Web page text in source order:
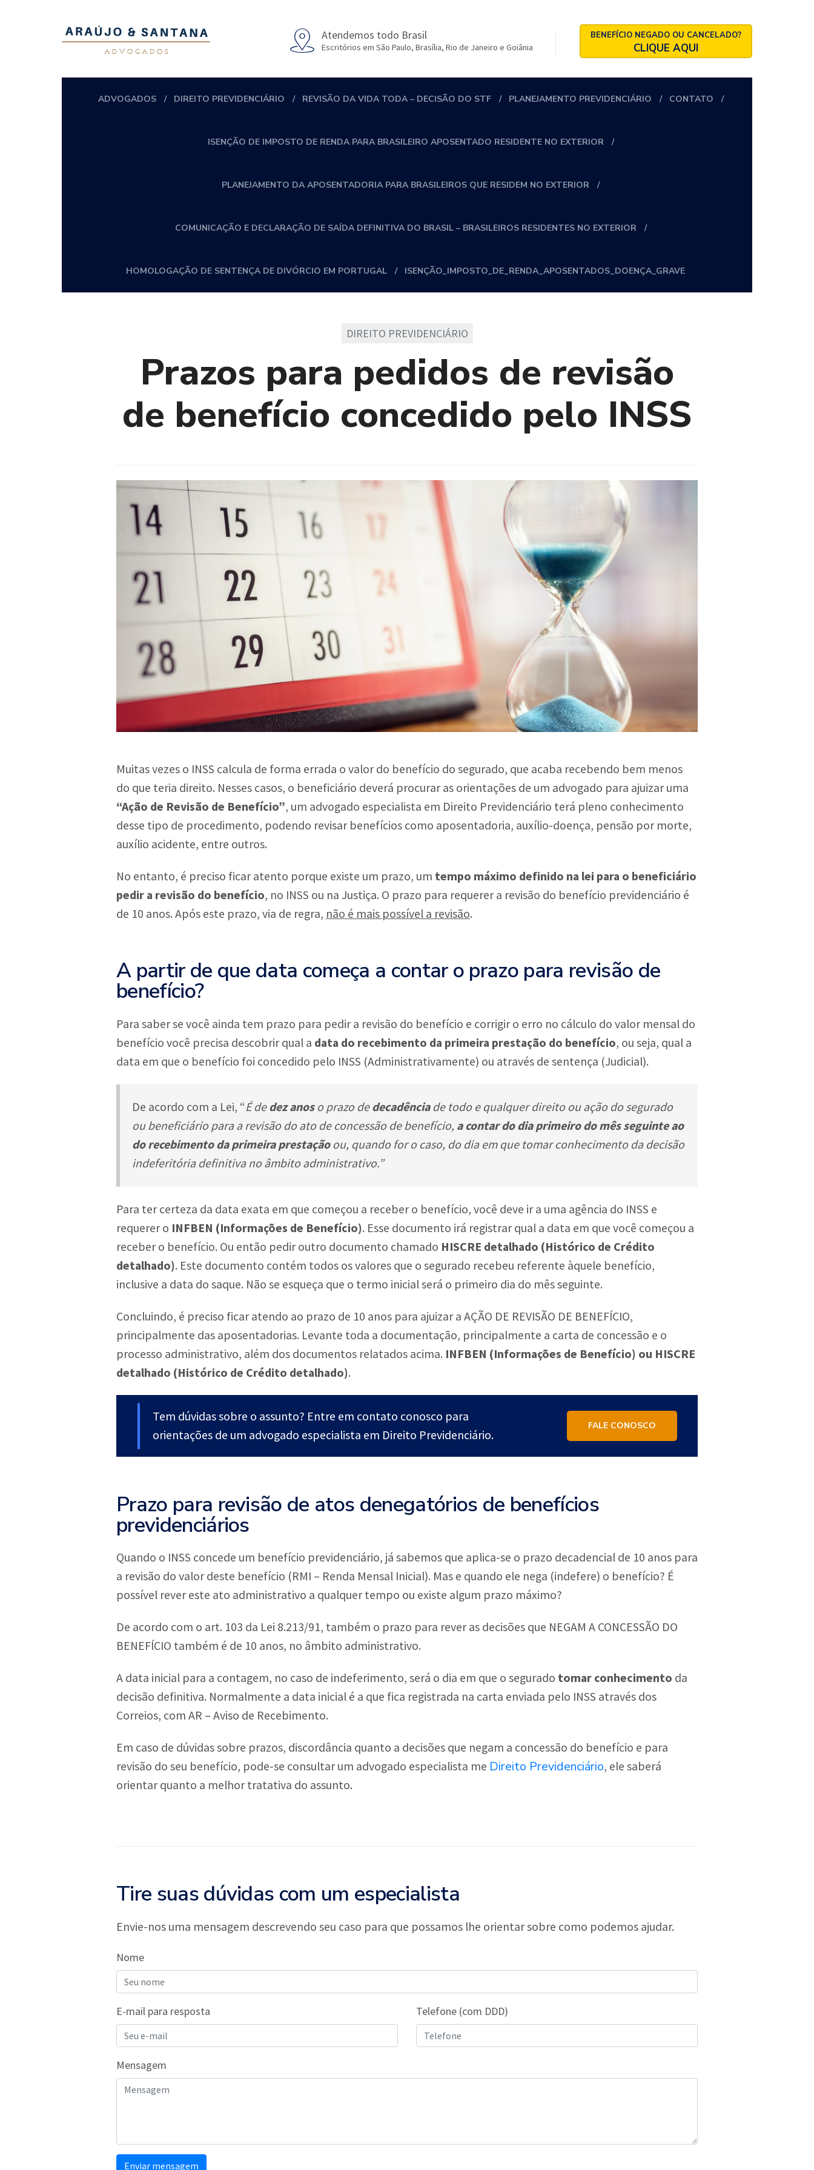
Atendemos todo Brasil
Escritórios em São Paulo, Brasília, Rio de Janeiro e Goiânia
BENEFÍCIO NEGADO OU CANCELADO?
CLIQUE AQUI
ADVOGADOS DIREITO PREVIDENCIÁRIO REVISÃO DA VIDA TODA – DECISÃO DO STF PLANEJAMENTO PREVIDENCIÁRIO CONTATO
ISENÇÃO DE IMPOSTO DE RENDA PARA BRASILEIRO APOSENTADO RESIDENTE NO EXTERIOR
PLANEJAMENTO DA APOSENTADORIA PARA BRASILEIROS QUE RESIDEM NO EXTERIOR
COMUNICAÇÃO E DECLARAÇÃO DE SAÍDA DEFINITIVA DO BRASIL – BRASILEIROS RESIDENTES NO EXTERIOR
HOMOLOGAÇÃO DE SENTENÇA DE DIVÓRCIO EM PORTUGAL ISENÇÃO_IMPOSTO_DE_RENDA_APOSENTADOS_DOENÇA_GRAVE
DIREITO PREVIDENCIÁRIO
Prazos para pedidos de revisão
de benefício concedido pelo INSS
Muitas vezes o INSS calcula de forma errada o valor do benefício do segurado, que acaba recebendo bem menos
do que teria direito. Nesses casos, o beneficiário deverá procurar as orientações de um advogado para ajuizar uma
“Ação de Revisão de Benefício”, um advogado especialista em Direito Previdenciário terá pleno conhecimento
desse tipo de procedimento, podendo revisar benefícios como aposentadoria, auxílio-doença, pensão por morte,
auxílio acidente, entre outros.
No entanto, é preciso ficar atento porque existe um prazo, um tempo máximo definido na lei para o beneficiário
pedir a revisão do benefício, no INSS ou na Justiça. O prazo para requerer a revisão do benefício previdenciário é
de 10 anos. Após este prazo, via de regra, não é mais possível a revisão.
A partir de que data começa a contar o prazo para revisão de
benefício?
Para saber se você ainda tem prazo para pedir a revisão do benefício e corrigir o erro no cálculo do valor mensal do
benefício você precisa descobrir qual a data do recebimento da primeira prestação do benefício, ou seja, qual a
data em que o benefício foi concedido pelo INSS (Administrativamente) ou através de sentença (Judicial).
De acordo com a Lei, “É dedez anos o prazo dedecadência de todo e qualquer direito ou ação do segurado
ou beneficiário para a revisão do ato de concessão de benefício, a contar do dia primeiro do mês seguinte ao
do recebimento da primeira prestaçãoou, quando for o caso, do dia em que tomar conhecimento da decisão
indeferitória definitiva no âmbito administrativo.”
Para ter certeza da data exata em que começou a receber o benefício, você deve ir a uma agência do INSS e
requerer o INFBEN (Informações de Benefício). Esse documento irá registrar qual a data em que você começou a
receber o benefício. Ou então pedir outro documento chamado HISCRE detalhado (Histórico de Crédito
detalhado). Este documento contém todos os valores que o segurado recebeu referente àquele benefício,
inclusive a data do saque. Não se esqueça que o termo inicial será o primeiro dia do mês seguinte.
Concluindo, é preciso ficar atendo ao prazo de 10 anos para ajuizar a AÇÃO DE REVISÃO DE BENEFÍCIO,
principalmente das aposentadorias. Levante toda a documentação, principalmente a carta de concessão e o
processo administrativo, além dos documentos relatados acima. INFBEN (Informações de Benefício) ou HISCRE
detalhado (Histórico de Crédito detalhado).
Tem dúvidas sobre o assunto? Entre em contato conosco para
orientações de um advogado especialista em Direito Previdenciário.
FALE CONOSCO
Prazo para revisão de atos denegatórios de benefícios
previdenciários
Quando o INSS concede um benefício previdenciário, já sabemos que aplica-se o prazo decadencial de 10 anos para
a revisão do valor deste benefício (RMI – Renda Mensal Inicial). Mas e quando ele nega (indefere) o benefício? É
possível rever este ato administrativo a qualquer tempo ou existe algum prazo máximo?
De acordo com o art. 103 da Lei 8.213/91, também o prazo para rever as decisões que NEGAM A CONCESSÃO DO
BENEFÍCIO também é de 10 anos, no âmbito administrativo.
A data inicial para a contagem, no caso de indeferimento, será o dia em que o segurado tomar conhecimento da
decisão definitiva. Normalmente a data inicial é a que fica registrada na carta enviada pelo INSS através dos
Correios, com AR – Aviso de Recebimento.
Em caso de dúvidas sobre prazos, discordância quanto a decisões que negam a concessão do benefício e para
revisão do seu benefício, pode-se consultar um advogado especialista me Direito Previdenciário, ele saberá
orientar quanto a melhor tratativa do assunto.
Tire suas dúvidas com um especialista
Envie-nos uma mensagem descrevendo seu caso para que possamos lhe orientar sobre como podemos ajudar.
Nome
E-mail para resposta Telefone (com DDD)
Mensagem
Enviar mensagem